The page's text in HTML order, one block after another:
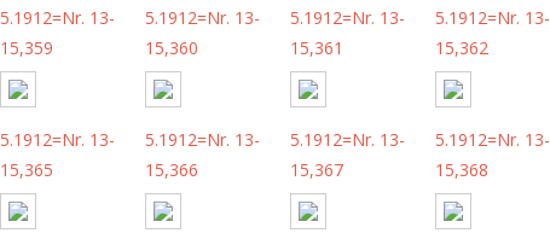
5.1912=Nr. 13-
15,359
5.1912=Nr. 13-
15,360
5.1912=Nr. 13-
15,361
5.1912=Nr. 13-
15,362
5.1912=Nr. 13-
15,365
5.1912=Nr. 13-
15,366
5.1912=Nr. 13-
15,367
5.1912=Nr. 13-
15,368